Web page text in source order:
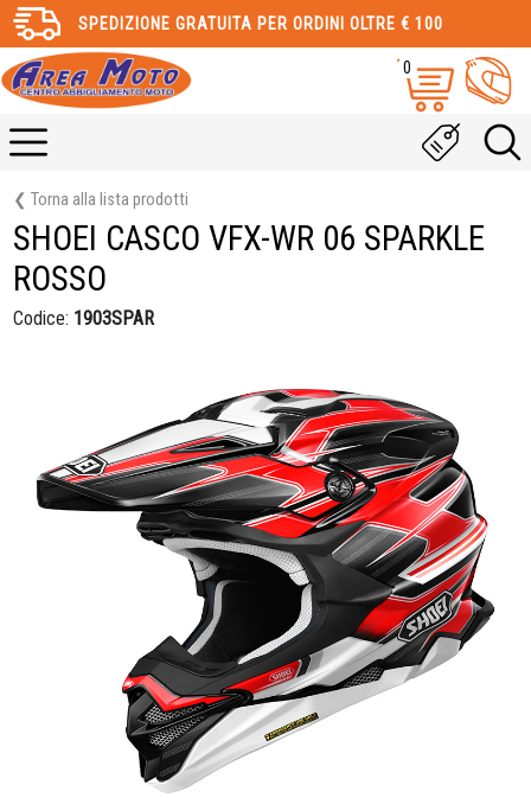
SPEDIZIONE GRATUITA PER ORDINI OLTRE € 100
0
❮ Torna alla lista prodotti
SHOEI CASCO VFX-WR 06 SPARKLE
ROSSO
Codice: 1903SPAR